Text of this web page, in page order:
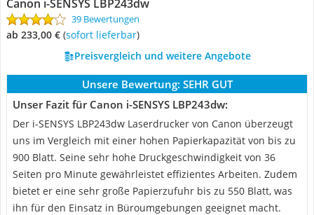
Canon i-SENSYS LBP243dw
39 Bewertungen
ab 233,00 € ( Sofort lieferbar)
Preisvergleich und weitere Angebote
Unsere Bewertung: SEHR GUT
Unser Fazit für Canon i-SENSYS LBP243dw:
Der i-SENSYS LBP243dw Laserdrucker von Canon überzeugt
uns im Vergleich mit einer hohen Papierkapazität von bis zu
900 Blatt. Seine sehr hohe Druckgeschwindigkeit von 36
Seiten pro Minute gewährleistet effizientes Arbeiten. Zudem
bietet er eine sehr große Papierzufuhr bis zu 550 Blatt, was
ihn für den Einsatz in Büroumgebungen geeignet macht.